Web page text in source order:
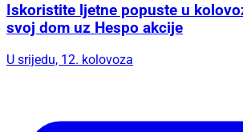
Iskoristite ljetne popuste u
svoj dom uz Hespo akcije
U srijedu, 12. kolovoza